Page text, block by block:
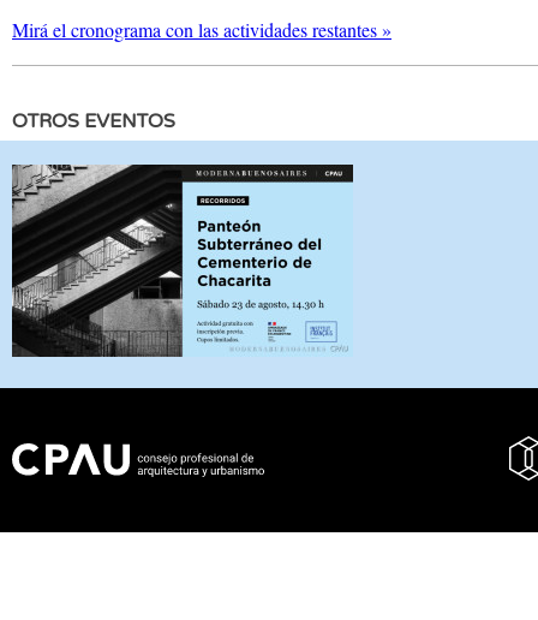
Mirá el cronograma con las actividades restantes »
OTROS EVENTOS